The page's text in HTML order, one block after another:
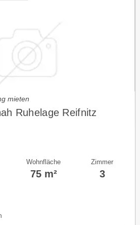
mieten
Ruhelage Reifnitz
Wohnfläche
75 m²
Zimmer
3